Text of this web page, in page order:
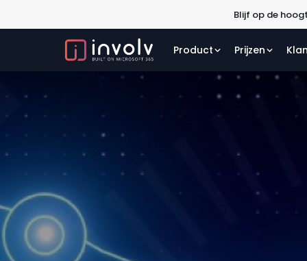
Product Prijzen